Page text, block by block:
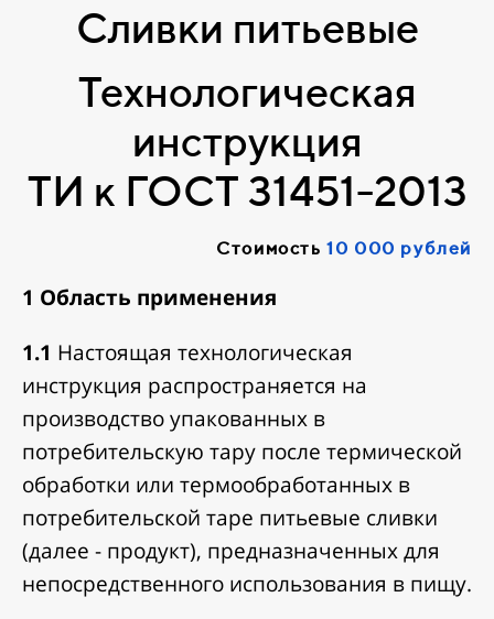
Сливки питьевые
Технологическая
инструкция
ТИ к ГОСТ 31451-2013
Стоимость10 000 рублей
1 Область применения
1.1 Настоящая технологическая
инструкция распространяется на
производство упакованных в
потребительскую тару после термической
обработки или термообработанных в
потребительской таре питьевые сливки
(далее - продукт), предназначенных для
непосредственного использования в пищу.